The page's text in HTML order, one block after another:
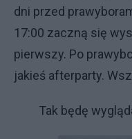
dni przed
17:00 zaczną się
pierwszy. Po
jakieś afterparty.
Tak będę